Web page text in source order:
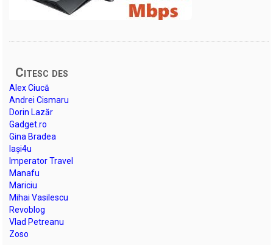
Citesc des
Alex Ciucă
Andrei Cismaru
Dorin Lazăr
Gadget.ro
Gina Bradea
Iași4u
Imperator Travel
Manafu
Mariciu
Mihai Vasilescu
Revoblog
Vlad Petreanu
Zoso